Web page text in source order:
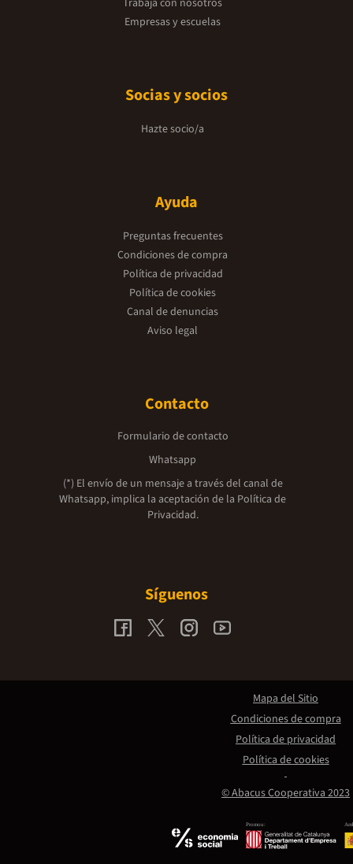
Empresas y escuelas
Socias y socios
Hazte socio/a
Ayuda
Preguntas frecuentes
Condiciones de compra
Política de privacidad
Política de cookies
Canal de denuncias
Aviso legal
Contacto
Formulario de contacto
Whatsapp
(*) El envío de un mensaje a través del canal de
Whatsapp, implica la aceptación de la Política de
Privacidad.
Síguenos
Promou:
© Abacus Cooperativa 2023
Mapa del Sitio
Condiciones de compra
Política de privacidad
Política de cookies